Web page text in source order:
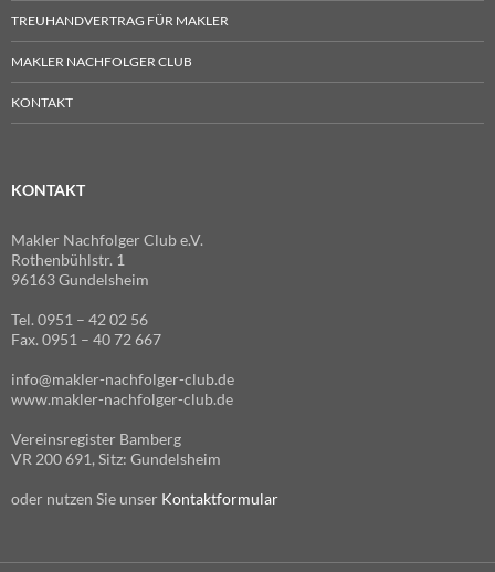
TREUHANDVERTRAG FÜR MAKLER
MAKLER NACHFOLGER CLUB
KONTAKT
KONTAKT
Makler Nachfolger Club e.V.
Rothenbühlstr. 1
96163 Gundelsheim
Tel. 0951 – 42 02 56
Fax. 0951 – 40 72 667
info@makler-nachfolger-club.de
www.makler-nachfolger-club.de
Vereinsregister Bamberg
VR 200 691, Sitz: Gundelsheim
oder nutzen Sie unser Kontaktformular